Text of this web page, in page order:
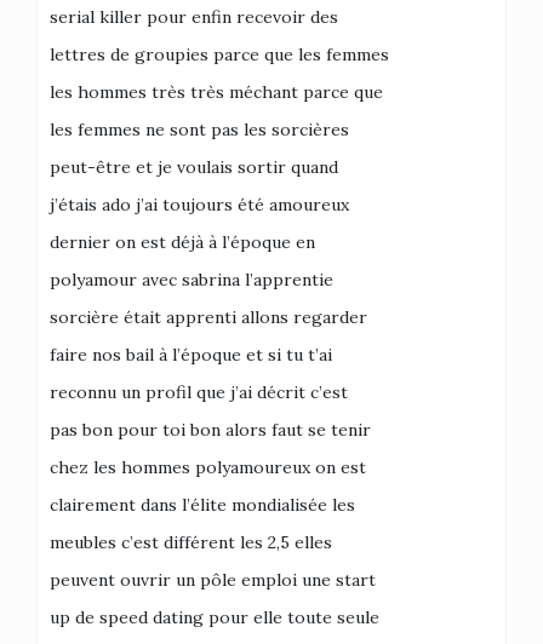
serial killer pour enfin recevoir des
lettres de groupies parce que les femmes
les hommes très très méchant parce que
les femmes ne sont pas les sorcières
peut-être et je voulais sortir quand
j’étais ado j’ai toujours été amoureux
dernier on est déjà à l’époque en
polyamour avec sabrina l’apprentie
sorcière était apprenti allons regarder
faire nos bail à l’époque et si tu t’ai
reconnu un profil que j’ai décrit c’est
pas bon pour toi bon alors faut se tenir
chez les hommes polyamoureux on est
clairement dans l’élite mondialisée les
meubles c’est différent les 2,5 elles
peuvent ouvrir un pôle emploi une start
up de speed dating pour elle toute seule